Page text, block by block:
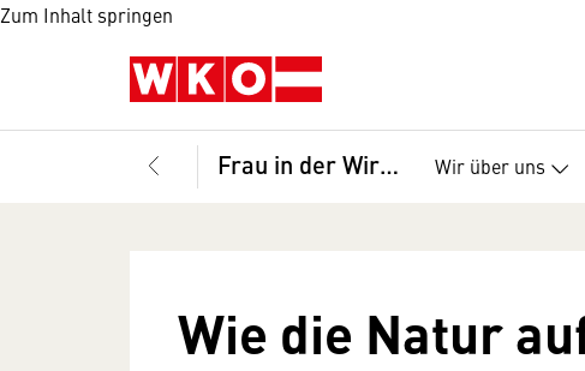
Zum Inhalt springen
Frau in der Wirtschaft Wir über uns
Wie die Natur